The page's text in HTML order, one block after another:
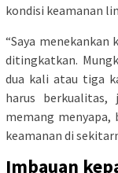
kondisi keamanan
“Saya
ditingkatkan.
dua kali atau tiga
harus berkualitas,
memang menyapa,
keamanan di
Imbauan